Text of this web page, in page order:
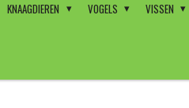
KNAAGDIEREN VOGELS VISSEN